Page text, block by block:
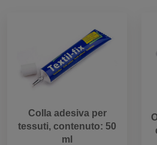
Colla adesiva per
tessuti, contenuto: 50
ml